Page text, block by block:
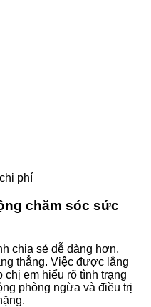
phí
chăm sóc sức
chia sẻ dễ dàng hơn,
thẳng. Việc được lắng
em hiểu rõ tình trạng
phòng ngừa và điều trị